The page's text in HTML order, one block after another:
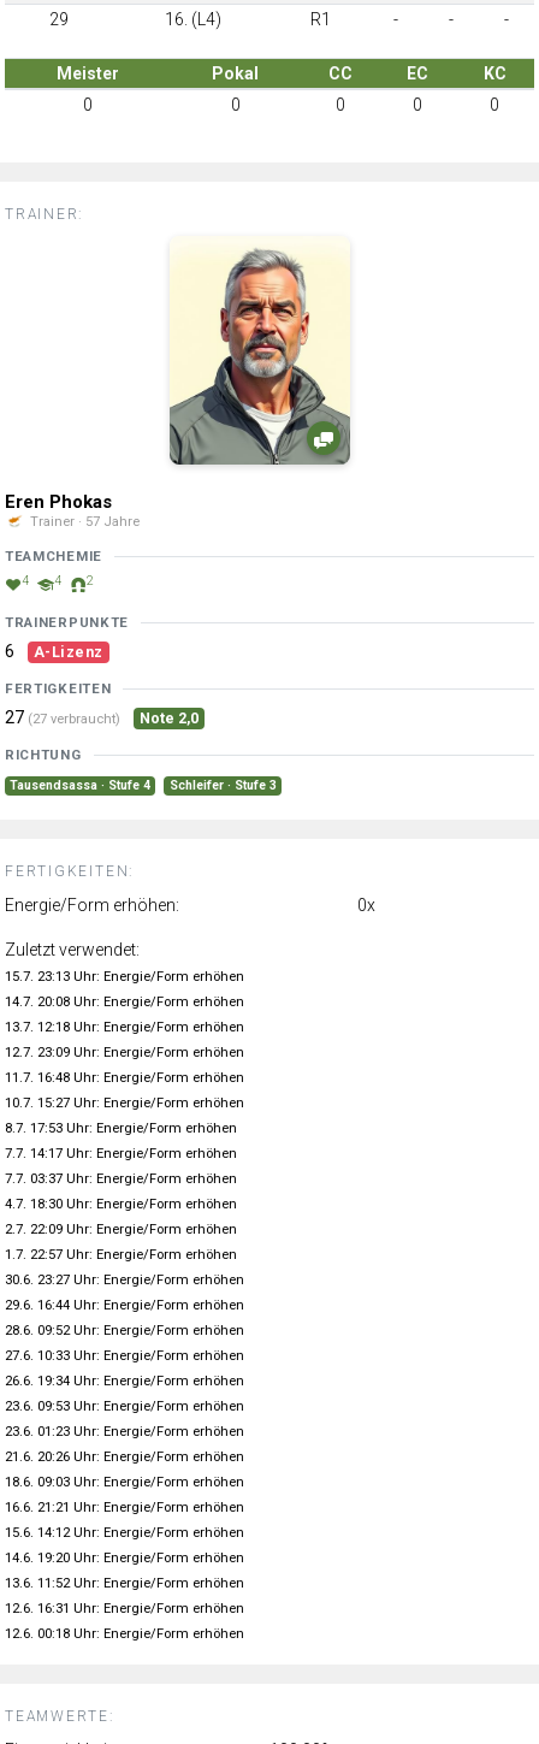
29
16. (L4) R1 - - -
Meister Pokal CC EC
KC
0
0 0 0 0
TEAMWERTE:
TRAINER:
Eren Phokas
Trainer · 57 Jahre
TEAMCHEMIE
4 4 2
TRAINERPUNKTE
6 A-Lizenz
FERTIGKEITEN
27 (27 verbraucht) Note 2,0
RICHTUNG
Tausendsassa · Stufe 4 Schleifer · Stufe 3
FERTIGKEITEN:
Energie/Form erhöhen: 0x
Zuletzt verwendet:
15.7. 23:13 Uhr: Energie/Form erhöhen
14.7. 20:08 Uhr: Energie/Form erhöhen
13.7. 12:18 Uhr: Energie/Form erhöhen
12.7. 23:09 Uhr: Energie/Form erhöhen
11.7. 16:48 Uhr: Energie/Form erhöhen
10.7. 15:27 Uhr: Energie/Form erhöhen
8.7. 17:53 Uhr: Energie/Form erhöhen
7.7. 14:17 Uhr: Energie/Form erhöhen
7.7. 03:37 Uhr: Energie/Form erhöhen
4.7. 18:30 Uhr: Energie/Form erhöhen
2.7. 22:09 Uhr: Energie/Form erhöhen
1.7. 22:57 Uhr: Energie/Form erhöhen
30.6. 23:27 Uhr: Energie/Form erhöhen
29.6. 16:44 Uhr: Energie/Form erhöhen
28.6. 09:52 Uhr: Energie/Form erhöhen
27.6. 10:33 Uhr: Energie/Form erhöhen
26.6. 19:34 Uhr: Energie/Form erhöhen
23.6. 09:53 Uhr: Energie/Form erhöhen
23.6. 01:23 Uhr: Energie/Form erhöhen
21.6. 20:26 Uhr: Energie/Form erhöhen
18.6. 09:03 Uhr: Energie/Form erhöhen
16.6. 21:21 Uhr: Energie/Form erhöhen
15.6. 14:12 Uhr: Energie/Form erhöhen
14.6. 19:20 Uhr: Energie/Form erhöhen
13.6. 11:52 Uhr: Energie/Form erhöhen
12.6. 16:31 Uhr: Energie/Form erhöhen
12.6. 00:18 Uhr: Energie/Form erhöhen